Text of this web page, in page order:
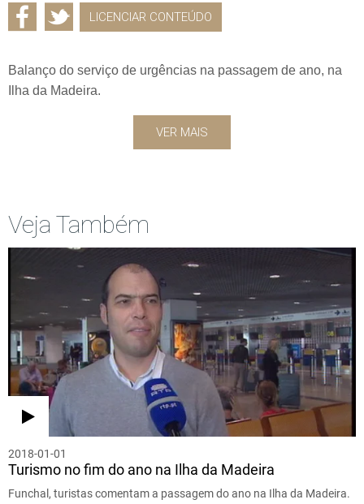
LICENCIAR CONTEÚDO
Balanço do serviço de urgências na passagem de ano, na
Ilha da Madeira.
VER MAIS
Veja Também
2018-01-01
Turismo no fim do ano na Ilha da Madeira
Funchal, turistas comentam a passagem do ano na Ilha da Madeira.